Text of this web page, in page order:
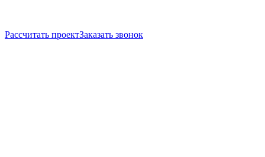
Рассчитать проектЗаказать звонок